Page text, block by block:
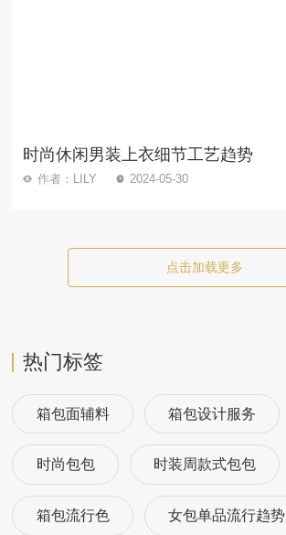
时尚休闲男装上衣细节工艺趋势
作者：LILY 2024-05-30
点击加载更多
热门标签
箱包面辅料 箱包设计服务
时尚包包 时装周款式包包
箱包流行色 女包单品流行趋势